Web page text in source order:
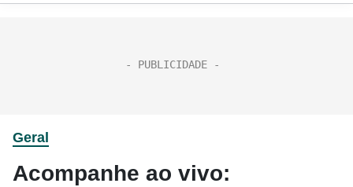
Geral
Acompanhe ao vivo: